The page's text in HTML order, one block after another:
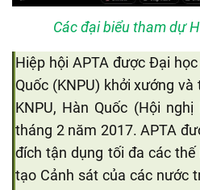
Các đại biểu tham dự
Hiệp hội APTA được Đại
Quốc (KNPU) khởi xướng
KNPU, Hàn Quốc (Hội
tháng 2 năm 2017. APTA
đích tận dụng tối đa các
tạo Cảnh sát của các nước